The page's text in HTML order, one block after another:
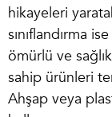
hikayeleri
sınıflandırma
ömürlü ve
sahip ürünleri
Ahşap veya